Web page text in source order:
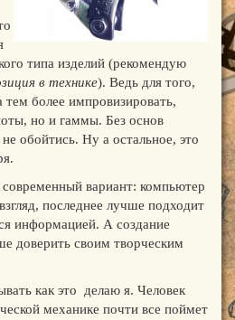
типа изделий (рекомендую
в технике). Ведь для того,
тем более импровизировать,
но и гаммы. Без основ
обойтись. Ну а остальное, это
вариант: компьютер
последнее лучше подходит
информацией. А создание
доверить своим творческим
как это делаю я. Человек
механике почти все поймет